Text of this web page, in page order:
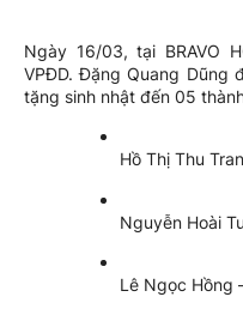
Ngày 16/03, tại BRAVO
VPĐD. Đặng Quang Dũng
tặng sinh nhật đến 05
Hồ Thị Thu
Nguyễn Hoài
Lê Ngọc Hồng